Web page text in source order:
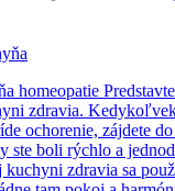
homeopatie
zdravia.
ochorenie, zájdete
ste boli rýchlo a
zdravia sa